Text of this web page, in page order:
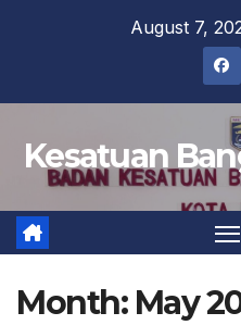
August 7,
Kesatuan
Month: May